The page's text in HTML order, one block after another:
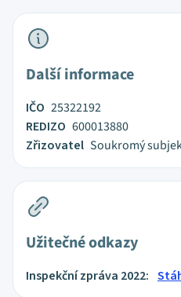
Další informace
IČO 25322192
REDIZO 600013880
Zřizovatel Soukromý
Užitečné odkazy
Inspekční zpráva 2022: